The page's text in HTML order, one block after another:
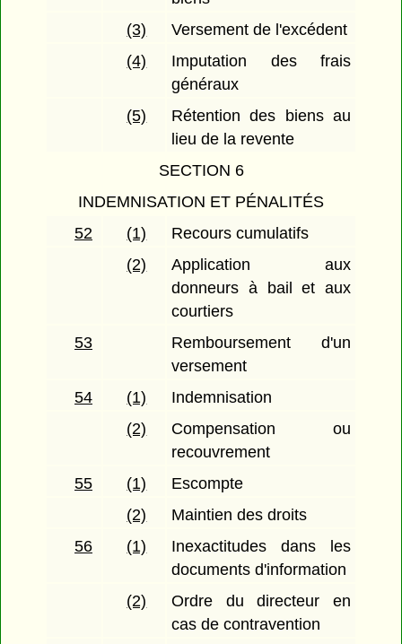
(3)
Versement de l'excédent
(4)
Imputation des frais
généraux
(5)
Rétention des biens au
lieu de la revente
SECTION 6
INDEMNISATION ET PÉNALITÉS
52
(1)
Recours cumulatifs
(2)
Application aux
donneurs à bail et aux
courtiers
53
Remboursement d'un
versement
54
(1)
Indemnisation
(2)
Compensation ou
recouvrement
55
(1)
Escompte
(2)
Maintien des droits
56
(1)
Inexactitudes dans les
documents d'information
(2)
Ordre du directeur en
cas de contravention